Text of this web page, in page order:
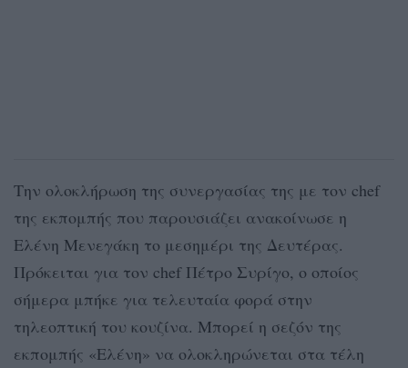
Την ολοκλήρωση της συνεργασίας της με τον chef
της εκπομπής που παρουσιάζει ανακοίνωσε η
Ελένη Μενεγάκη το μεσημέρι της Δευτέρας.
Πρόκειται για τον chef Πέτρο Συρίγο, ο οποίος
σήμερα μπήκε για τελευταία φορά στην
τηλεοπτική του κουζίνα. Μπορεί η σεζόν της
εκπομπής «Ελένη» να ολοκληρώνεται στα τέλη